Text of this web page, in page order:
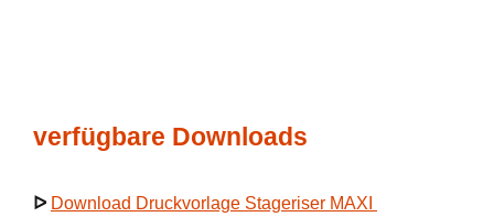
verfügbare Downloads
ᐅ Download Druckvorlage Stageriser MAXI